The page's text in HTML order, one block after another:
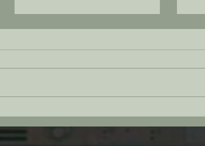
Frühlingsferien 2023 - Sardinien